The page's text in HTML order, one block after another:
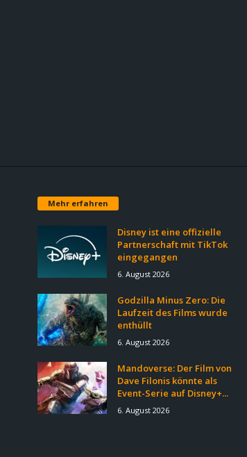
Mehr erfahren
Disney ist eine offizielle
Partnerschaft mit TikTok
eingegangen
6. August 2026
Godzilla Minus Zero: Die
Laufzeit des Films wurde
enthüllt
6. August 2026
Mandoverse: Der Film von
Dave Filonis könnte als
Event-Serie auf Disney+...
6. August 2026